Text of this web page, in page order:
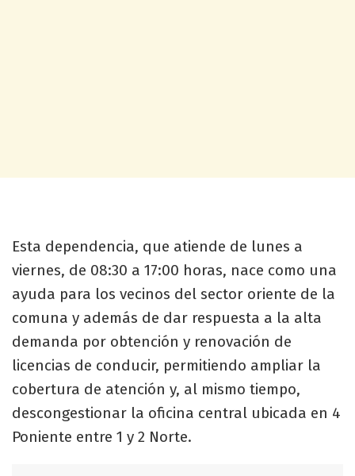
Esta dependencia, que atiende de lunes a
viernes, de 08:30 a 17:00 horas, nace como una
ayuda para los vecinos del sector oriente de la
comuna y además de dar respuesta a la alta
demanda por obtención y renovación de
licencias de conducir, permitiendo ampliar la
cobertura de atención y, al mismo tiempo,
descongestionar la oficina central ubicada en 4
Poniente entre 1 y 2 Norte.